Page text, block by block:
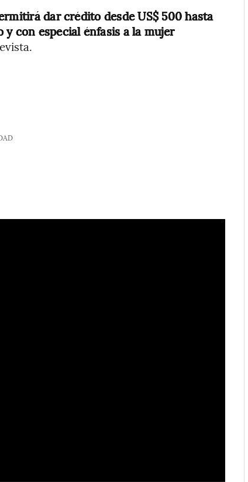
dar crédito desde US$ 500 hasta
con especial énfasis a la mujer